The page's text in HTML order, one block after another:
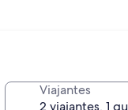
Viajantes
2 viajantes, 1